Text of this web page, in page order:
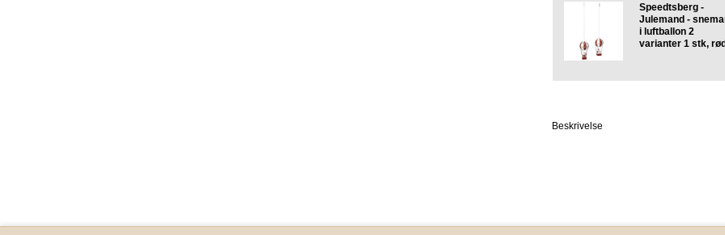
Speedtsberg -
Julemand -
i luftballon 2
varianter 1 stk,
Beskrivelse